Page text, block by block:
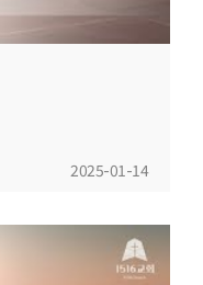
2025-01-14